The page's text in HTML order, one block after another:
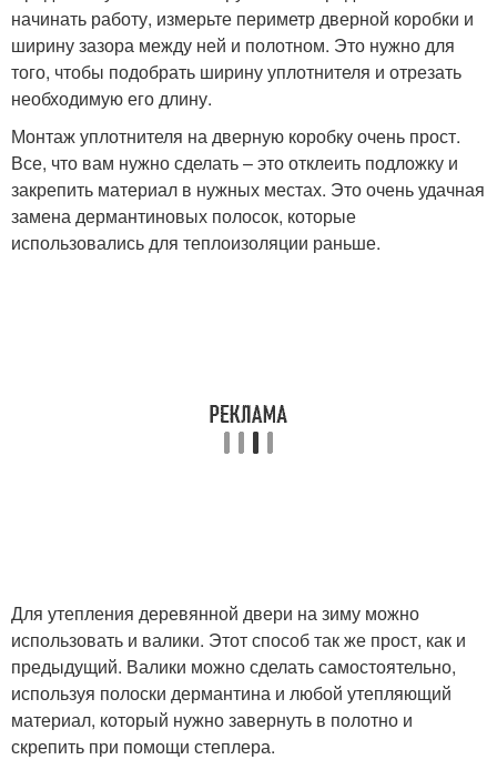
начинать работу, измерьте периметр дверной коробки и
ширину зазора между ней и полотном. Это нужно для
того, чтобы подобрать ширину уплотнителя и отрезать
необходимую его длину.
Монтаж уплотнителя на дверную коробку очень прост.
Все, что вам нужно сделать – это отклеить подложку и
закрепить материал в нужных местах. Это очень удачная
замена дермантиновых полосок, которые
использовались для теплоизоляции раньше.
Для утепления деревянной двери на зиму можно
использовать и валики. Этот способ так же прост, как и
предыдущий. Валики можно сделать самостоятельно,
используя полоски дермантина и любой утепляющий
материал, который нужно завернуть в полотно и
скрепить при помощи степлера.